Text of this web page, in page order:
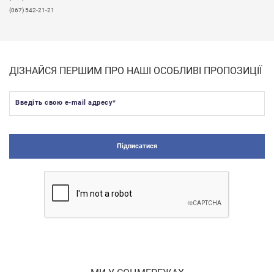
(067) 542-21-21
ДІЗНАЙСЯ ПЕРШИМ ПРО НАШІ ОСОБЛИВІ ПРОПОЗИЦІЇ
Введіть свою e-mail адресу*
Підписатися